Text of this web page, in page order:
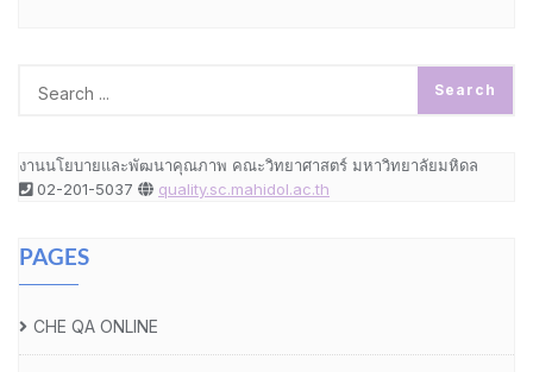
งานนโยบายและพัฒนาคุณภาพ คณะวิทยาศาสตร์ มหาวิทยาลัยมหิดล
02-201-5037
quality.sc.mahidol.ac.th
PAGES
CHE QA ONLINE